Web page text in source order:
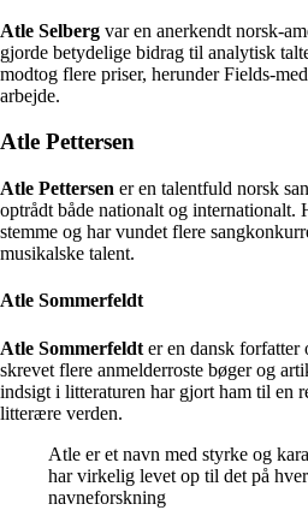
Atle Selberg var en anerkendt norsk-
gjorde betydelige bidrag til analytisk
modtog flere priser, herunder Fields-
arbejde.
Atle Pettersen
Atle Pettersen er en talentfuld norsk
optrådt både nationalt og internationalt.
stemme og har vundet flere
musikalske talent.
Atle Sommerfeldt
Atle Sommerfeldt er en dansk
skrevet flere anmelderroste bøger og
indsigt i litteraturen har gjort ham til en
litterære verden.
Atle er et navn med styrke og
har virkelig levet op til det på
navneforskning